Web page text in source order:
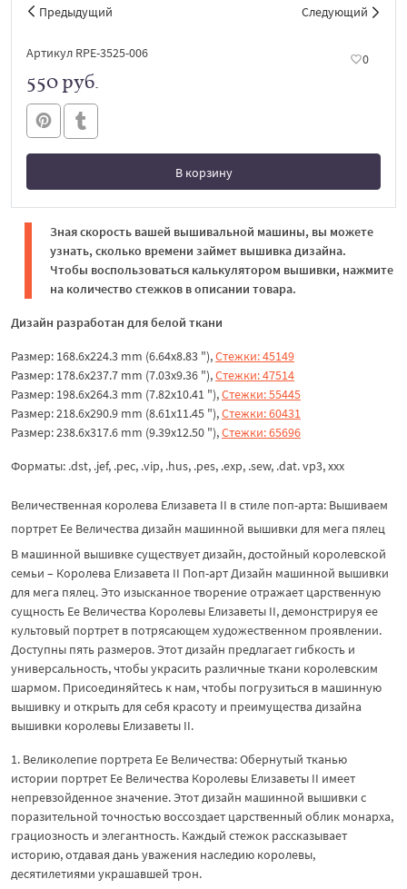
Предыдущий Следующий
Артикул RPE-3525-006 0
550 руб.
В корзину
В корзине
Зная скорость вашей вышивальной машины, вы можете
узнать, сколько времени займет вышивка дизайна.
Чтобы воспользоваться калькулятором вышивки, нажмите
на количество стежков в описании товара.
Дизайн разработан для белой ткани
Размер: 168.6x224.3 mm (6.64x8.83 "),Стежки: 45149
Размер: 178.6x237.7 mm (7.03x9.36 "),Стежки: 47514
Размер: 198.6x264.3 mm (7.82x10.41 "),Стежки: 55445
Размер: 218.6x290.9 mm (8.61x11.45 "),Стежки: 60431
Размер: 238.6x317.6 mm (9.39x12.50 "),Стежки: 65696
Форматы: .dst, .jef, .pec, .vip, .hus, .pes, .exp, .sew, .dat. vp3, xxx
Величественная королева Елизавета II в стиле поп-арта: Вышиваем
портрет Ее Величества дизайн машинной вышивки для мега пялец
В машинной вышивке существует дизайн, достойный королевской
семьи – Королева Елизавета II Поп-арт Дизайн машинной вышивки
для мега пялец. Это изысканное творение отражает царственную
сущность Ее Величества Королевы Елизаветы II, демонстрируя ее
культовый портрет в потрясающем художественном проявлении.
Доступны пять размеров. Этот дизайн предлагает гибкость и
универсальность, чтобы украсить различные ткани королевским
шармом. Присоединяйтесь к нам, чтобы погрузиться в машинную
вышивку и открыть для себя красоту и преимущества дизайна
вышивки королевы Елизаветы II.
1. Великолепие портрета Ее Величества: Обернутый тканью
истории портрет Ее Величества Королевы Елизаветы II имеет
непревзойденное значение. Этот дизайн машинной вышивки с
поразительной точностью воссоздает царственный облик монарха,
грациозность и элегантность. Каждый стежок рассказывает
историю, отдавая дань уважения наследию королевы,
десятилетиями украшавшей трон.